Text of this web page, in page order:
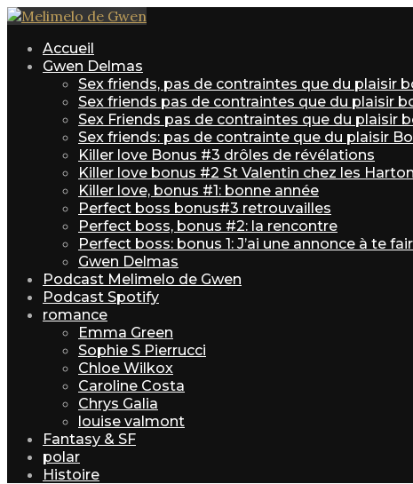
Accueil
Gwen Delmas
Sex friends, pas de contraintes que du plaisir
Sex friends pas de contraintes que du plaisir
Sex Friends pas de contraintes que du plaisir
Sex friends: pas de contrainte que du plaisir
Killer love Bonus #3 drôles de révélations
Killer love bonus #2 St Valentin chez les Harton
Killer love, bonus #1: bonne année
Perfect boss bonus#3 retrouvailles
Perfect boss, bonus #2: la rencontre
Perfect boss: bonus 1: J’ai une annonce à te
Gwen Delmas
Podcast Melimelo de Gwen
Podcast Spotify
romance
Emma Green
Sophie S Pierrucci
Chloe Wilkox
Caroline Costa
Chrys Galia
louise valmont
Fantasy & SF
polar
Histoire